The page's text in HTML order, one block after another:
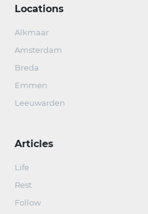
Locations
Alkmaar
Amsterdam
Breda
Emmen
Leeuwarden
Articles
Life
Rest
Follow